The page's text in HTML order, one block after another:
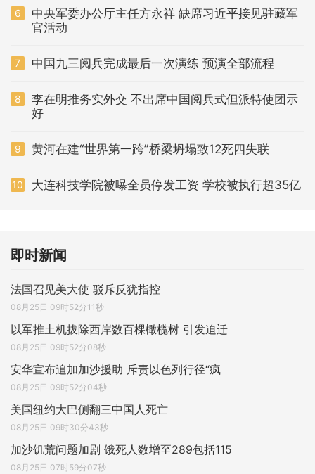
6
中央军委办公厅主任方永祥 缺席习近平接见驻藏军
官活动
7 中国九三阅兵完成最后一次演练 预演全部流程
8
李在明推务实外交 不出席中国阅兵式但派特使团示
好
9 黄河在建“世界第一跨”桥梁坍塌致12死四失联
10 大连科技学院被曝全员停发工资 学校被执行超35亿
即时新闻
法国召见美大使 驳斥反犹指控
08月25日 09时52分11秒
以军推土机拔除西岸数百棵橄榄树 引发迫迁
08月25日 09时52分08秒
安华宣布追加加沙援助 斥责以色列行径“疯
08月25日 09时52分04秒
美国纽约大巴侧翻三中国人死亡
08月25日 09时30分43秒
加沙饥荒问题加剧 饿死人数增至289包括115
08月25日 07时59分07秒